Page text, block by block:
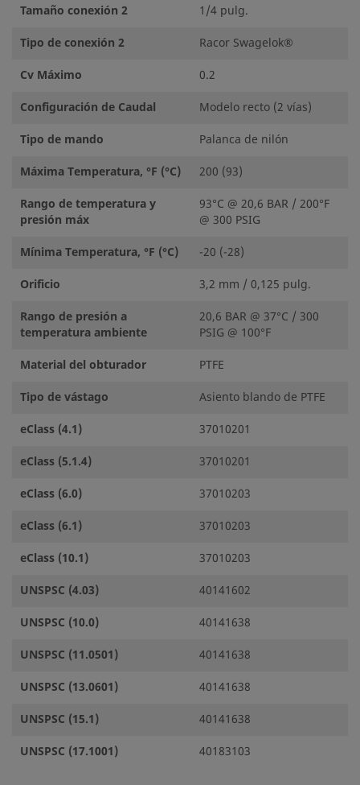
Tamaño conexión 2
1/4 pulg.
Tipo de conexión 2
Racor Swagelok®
Cv Máximo
0.2
Configuración de Caudal
Modelo recto (2 vías)
Tipo de mando
Palanca de nilón
Máxima Temperatura, °F (°C)
200 (93)
Rango de temperatura y
presión máx
93°C @ 20,6 BAR / 200°F
@ 300 PSIG
Mínima Temperatura, °F (°C)
-20 (-28)
Orificio
3,2 mm / 0,125 pulg.
Rango de presión a
temperatura ambiente
20,6 BAR @ 37°C / 300
PSIG @ 100°F
Material del obturador
PTFE
Tipo de vástago
Asiento blando de PTFE
eClass (4.1)
37010201
eClass (5.1.4)
37010201
eClass (6.0)
37010203
eClass (6.1)
37010203
eClass (10.1)
37010203
UNSPSC (4.03)
40141602
UNSPSC (10.0)
40141638
UNSPSC (11.0501)
40141638
UNSPSC (13.0601)
40141638
UNSPSC (15.1)
40141638
UNSPSC (17.1001)
40183103